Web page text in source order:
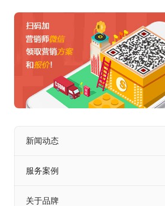
新闻动态
服务案例
关于品牌